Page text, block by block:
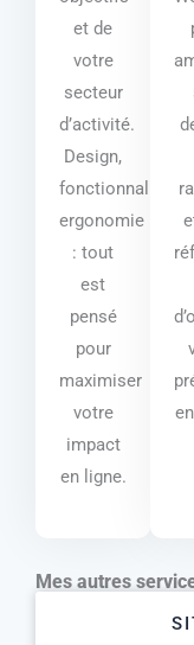
et de
votre
secteur
d’activité.
Design,
fonctionnalités,
ergonomie
: tout
est
pensé
pour
maximiser
votre
impact
en ligne.
Mes autres